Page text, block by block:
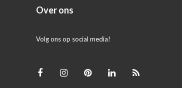
Over ons
Volg ons op social media!